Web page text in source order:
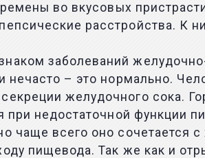
во вкусовых
расстройства. К
заболеваний
– это нормально.
желудочного сока.
при недостаточной функции
чаще всего оно сочетается
пищевода. Так же как и